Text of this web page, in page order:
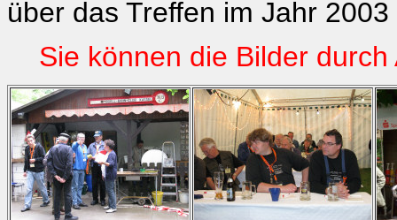
über das Treffen im Jahr
Sie können die Bilder